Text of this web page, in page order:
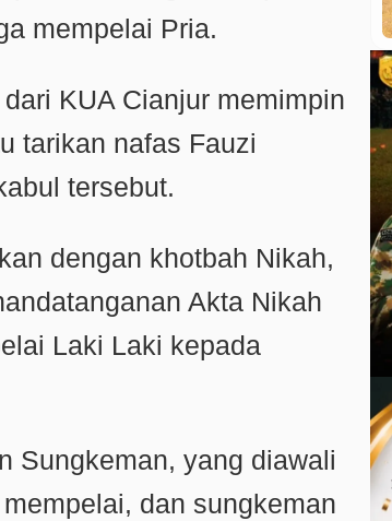
mempelai Pria.
KUA Cianjur memimpin
tarikan nafas Fauzi
tersebut.
dengan khotbah Nikah,
Akta Nikah
Laki Laki kepada
Sungkeman, yang diawali
dan sungkeman